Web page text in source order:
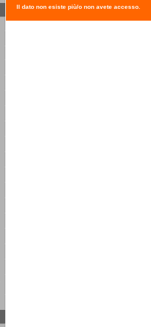
Il dato non esiste più/o non avete accesso.